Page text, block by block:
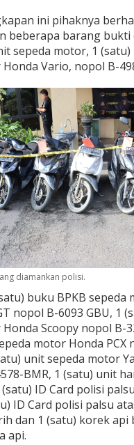
ini pihaknya
beberapa barang bukti
sepeda motor, 1 (satu)
Vario, nopol B-
diamankan polisi.
buku BPKB sepeda
nopol B-6093 GBU, 1
Scoopy nopol B-
motor Honda PCX
unit sepeda motor
BMR, 1 (satu) unit
(satu) ID Card polisi
ID Card polisi palsu
dan 1 (satu) korek
api.